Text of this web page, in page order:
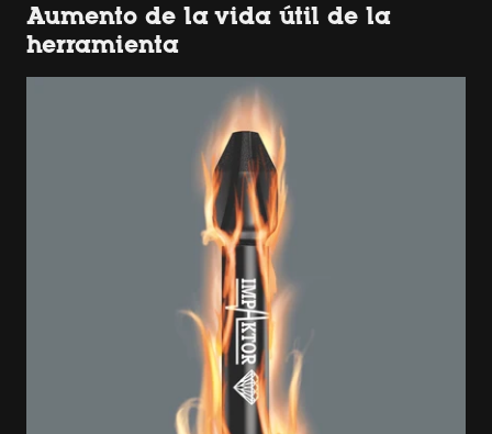
Aumento de la vida útil de la
herramienta